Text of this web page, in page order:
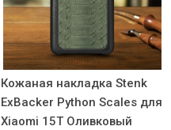
Кожаная накладка Stenk
ExBacker Python Scales для
Xiaomi 15T Оливковый